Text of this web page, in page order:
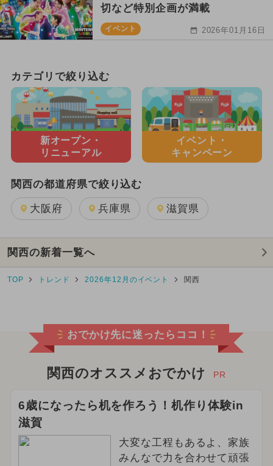
切など特別企画が満載
イベント 2026年01月16日
カテゴリで絞り込む
新オープン・
リニューアル
イベント・
キャンペーン
関西の都道府県で絞り込む
大阪府 兵庫県 滋賀県
関西の新着一覧へ
TOP トレンド 2026年12月のイベント 関西
おでかけ先に迷ったらココ！
関西のオススメおでかけ PR
6歳になったら机を作ろう！机作り体験in
滋賀
大変な工程もあるよ、家族
みんなで力を合わせて頑張